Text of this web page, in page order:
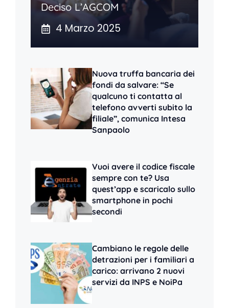
Deciso L’AGCOM
4 Marzo 2025
Nuova truffa bancaria dei
fondi da salvare: “Se
qualcuno ti contatta al
telefono avverti subito la
filiale”, comunica Intesa
Sanpaolo
Vuoi avere il codice fiscale
sempre con te? Usa
quest’app e scaricalo sullo
smartphone in pochi
secondi
Cambiano le regole delle
detrazioni per i familiari a
carico: arrivano 2 nuovi
servizi da INPS e NoiPa